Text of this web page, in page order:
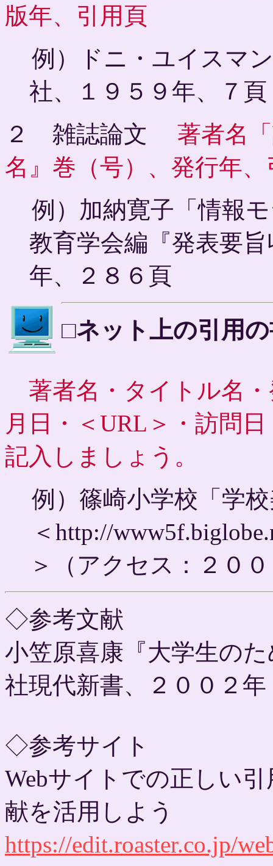
版年、引用頁
例）ドニ・ユイスマ
社、１９５９年、７頁
２ 雑誌論文 著者名
名』巻（号）、発行年、
例）加納寛子「情報
教育学会編『発表要
年、２８６頁
□ネット上の引用
著者名・タイトル名
月日・＜URL＞・訪問
記入しましょう。
例）篠崎小学校「学
＜http://
＞（アクセス：２０
◇参考文献
小笠原喜康『大学生の
社現代新書、２００２年
◇参考サイト
Webサイトでの正しい
献を活用しよう
https://edit.roaster.co.jp/